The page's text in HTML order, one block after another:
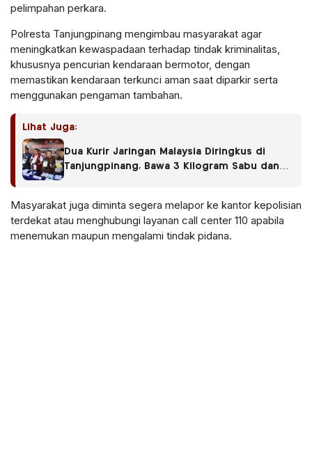
pelimpahan perkara.
Polresta Tanjungpinang mengimbau masyarakat agar
meningkatkan kewaspadaan terhadap tindak kriminalitas,
khususnya pencurian kendaraan bermotor, dengan
memastikan kendaraan terkunci aman saat diparkir serta
menggunakan pengaman tambahan.
Lihat Juga:
Dua Kurir Jaringan Malaysia Diringkus di
Tanjungpinang, Bawa 3 Kilogram Sabu dan
Masyarakat juga diminta segera melapor ke kantor kepolisian
terdekat atau menghubungi layanan call center 110 apabila
menemukan maupun mengalami tindak pidana.